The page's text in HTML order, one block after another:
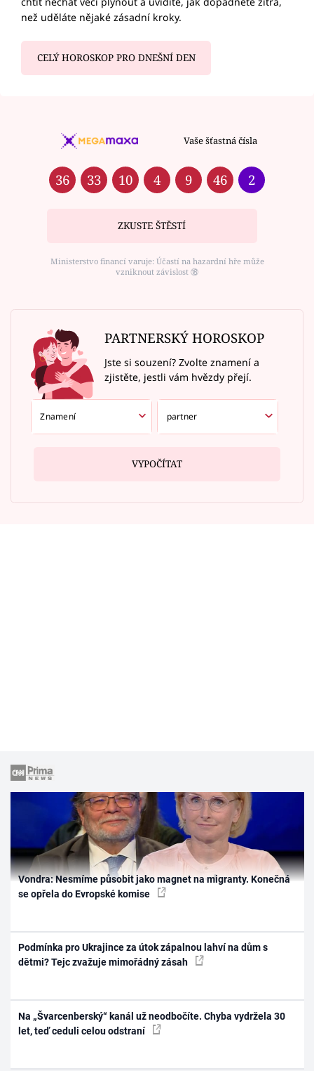
než uděláte nějaké zásadní kroky.
CELÝ HOROSKOP PRO DNEŠNÍ DEN
Vaše šťastná čísla
36 33 10 4 9 46 2
ZKUSTE ŠTĚSTÍ
Ministerstvo financí varuje: Účastí na hazardní hře může
vzniknout závislost ⑱
PARTNERSKÝ HOROSKOP
Jste si souzení? Zvolte znamení a
zjistěte, jestli vám hvězdy přejí.
VYPOČÍTAT
Vondra: Nesmíme působit jako magnet na migranty. Konečná
se opřela do Evropské komise
Podmínka pro Ukrajince za útok zápalnou lahví na dům s
dětmi? Tejc zvažuje mimořádný zásah
Na „Švarcenberský“ kanál už neodbočíte. Chyba vydržela 30
let, teď ceduli celou odstraní